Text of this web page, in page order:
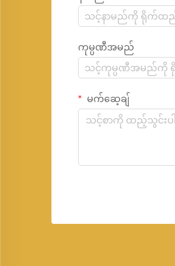
ကုမ္ပဏီအမည်
မက်ဆေ့ချ်